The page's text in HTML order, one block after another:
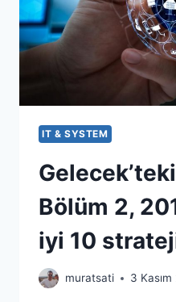
IT & SYSTEM
Bölüm 2,
iyi 10
muratsati 3 Kasım